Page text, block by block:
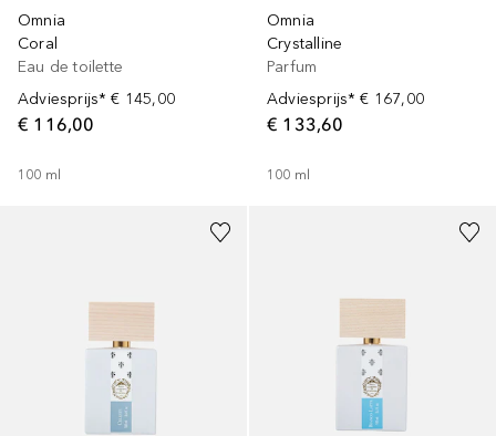
Omnia
Coral
Eau de toilette
Adviesprijs* € 145,00
€ 116,00
100 ml
Omnia
Crystalline
Parfum
Adviesprijs* € 167,00
€ 133,60
100 ml